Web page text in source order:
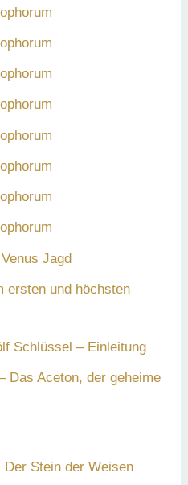
Jagd
ersten und höchsten
Schlüssel – Einleitung
Das Aceton, der geheime
Stein der Weisen